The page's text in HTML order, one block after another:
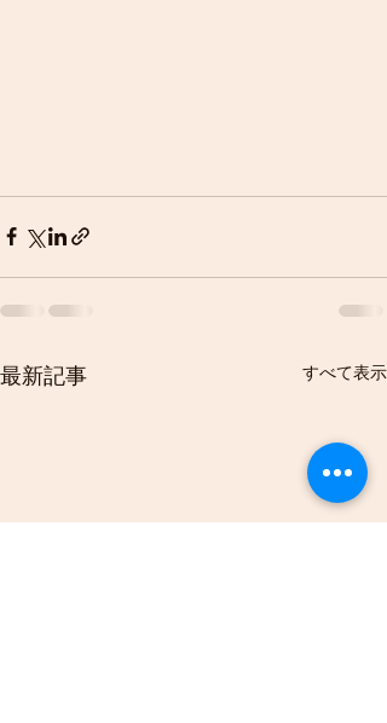
最新記事 すべて表示